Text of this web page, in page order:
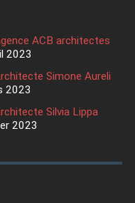
ACB architectes
2023
Simone Aureli
2023
Silvia Lippa
2023